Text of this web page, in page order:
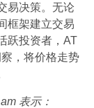
易决策。无论
框架建立交易
跃投资者，AT
，将价格走势
表示：